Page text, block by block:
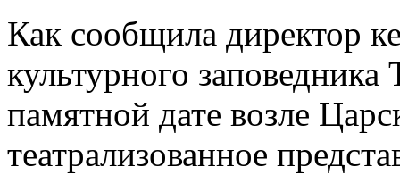
Как сообщила директор
культурного
памятной дате возле
театрализованное